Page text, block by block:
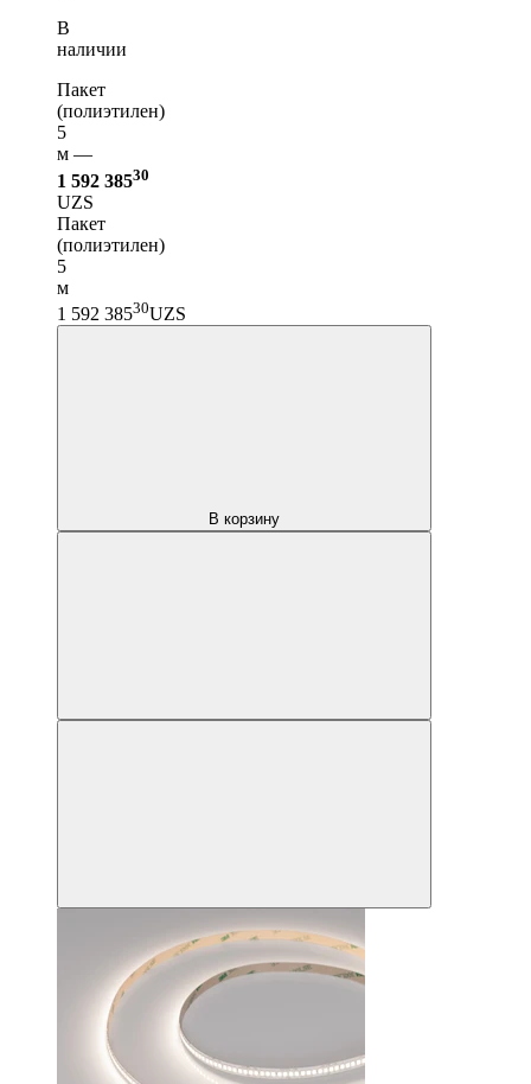
В
наличии
Пакет
(полиэтилен)
5
м —
1 592 38530
UZS
Пакет
(полиэтилен)
5
м
1 592 38530UZS
В корзину